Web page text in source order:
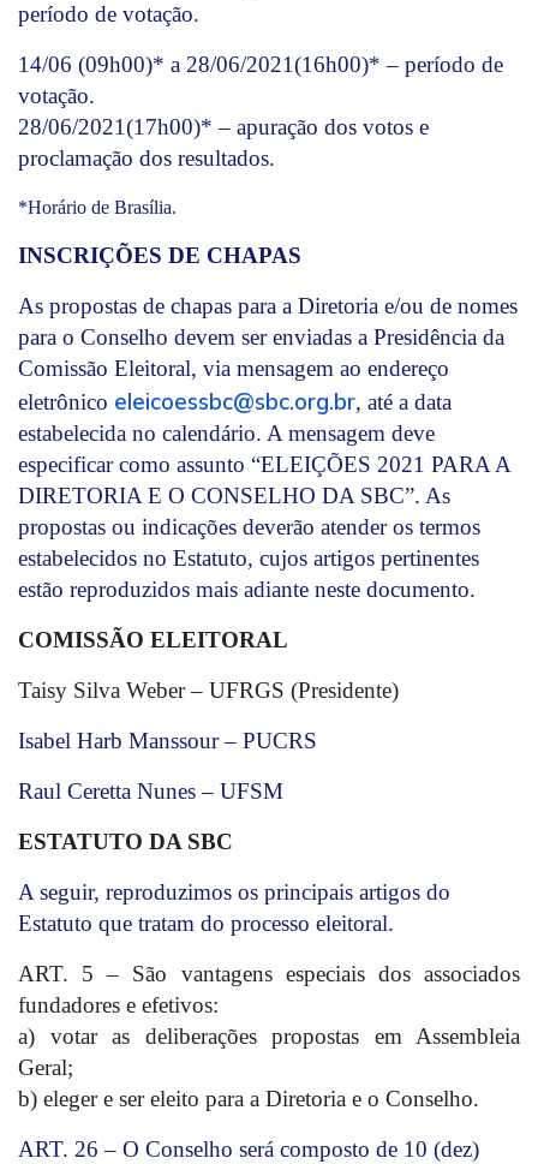
período de votação.
14/06 (09h00)* a 28/06/2021(16h00)* – período de
votação.
28/06/2021(17h00)* – apuração dos votos e
proclamação dos resultados.
*Horário de Brasília.
INSCRIÇÕES DE CHAPAS
As propostas de chapas para a Diretoria e/ou de nomes
para o Conselho devem ser enviadas a Presidência da
Comissão Eleitoral, via mensagem ao endereço
eletrônico eleicoessbc@sbc.org.br, até a data
estabelecida no calendário. A mensagem deve
especificar como assunto “ELEIÇÕES 2021 PARA A
DIRETORIA E O CONSELHO DA SBC”. As
propostas ou indicações deverão atender os termos
estabelecidos no Estatuto, cujos artigos pertinentes
estão reproduzidos mais adiante neste documento.
COMISSÃO ELEITORAL
Taisy Silva Weber – UFRGS (Presidente)
Isabel Harb Manssour – PUCRS
Raul Ceretta Nunes – UFSM
ESTATUTO DA SBC
A seguir, reproduzimos os principais artigos do
Estatuto que tratam do processo eleitoral.
ART. 5 – São vantagens especiais dos associados
fundadores e efetivos:
a) votar as deliberações propostas em Assembleia
Geral;
b) eleger e ser eleito para a Diretoria e o Conselho.
ART. 26 – O Conselho será composto de 10 (dez)